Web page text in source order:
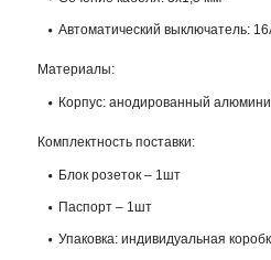
Автоматический выключатель:
Материалы:
Корпус: анодированный
Комплектность поставки:
Блок розеток – 1шт
Паспорт – 1шт
Упаковка: индивидуальная